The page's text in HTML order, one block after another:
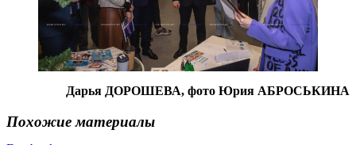
Дарья ДОРОШЕВА, фото Юрия АБРОСЬКИНА
Похожие материалы